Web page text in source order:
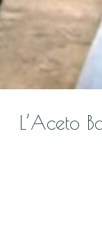
L’Aceto